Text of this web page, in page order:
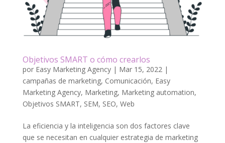
Objetivos SMART o cómo crearlos
por Easy Marketing Agency| Mar 15, 2022 |
campañas de marketing, Comunicación, Easy
Marketing Agency, Marketing, Marketing automation,
Objetivos SMART, SEM, SEO, Web
La eficiencia y la inteligencia son dos factores clave
que se necesitan en cualquier estrategia de marketing